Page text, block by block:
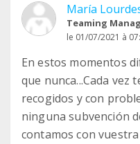
María
Teaming
le 01/07/2021 à
En estos momentos
que nunca...Cada vez
recogidos y con
ninguna subvención
contamos con